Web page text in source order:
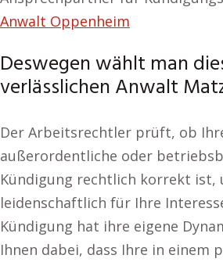
Anwalt Oppenheim
Deswegen wählt man
verlässlichen Anwalt
Der Arbeitsrechtler prüft, ob
außerordentliche oder
Kündigung rechtlich korrekt ist,
leidenschaftlich für Ihre
Kündigung hat ihre eigene
Ihnen dabei, dass Ihre in einem